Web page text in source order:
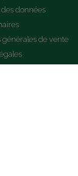
données
générales de vente